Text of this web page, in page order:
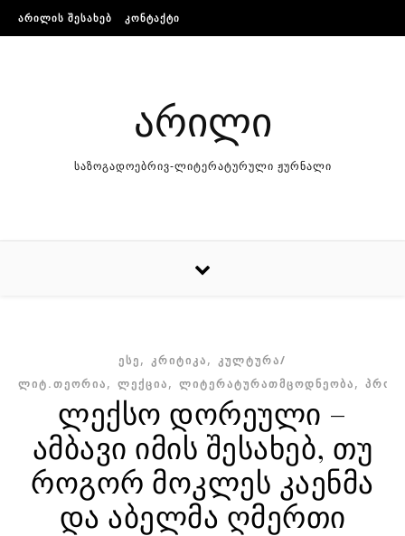
Skip to content
ᲐᲠᲘᲚᲘᲡ ᲨᲔᲡᲐᲮᲔᲑ ᲙᲝᲜᲢᲐᲥᲢᲘ
არილი
საზოგადოებრივ-ლიტერატურული ჟურნალი
ᲔᲡᲔ, ᲙᲠᲘᲢᲘᲙᲐ, ᲙᲣᲚᲢᲣᲠᲐ/
ᲚᲘᲢ.ᲗᲔᲝᲠᲘᲐ, ᲚᲔᲥᲪᲘᲐ, ᲚᲘᲢᲔᲠᲐᲢᲣᲠᲐᲗᲛᲪᲝᲓᲜᲔᲝᲑᲐ,
ლექსო დორეული –
ამბავი იმის შესახებ, თუ
როგორ მოკლეს კაენმა
და აბელმა ღმერთი